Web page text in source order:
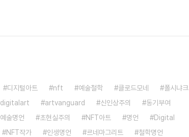
디지털아트 nft 예술철학 클로드모네
폴시냐크
digitalart artvanguard 신인상주의
동기부여
예술명언 초현실주의 NFT아트 명언
Digital
NFT작가 인생명언 르네마그리트
철학명언